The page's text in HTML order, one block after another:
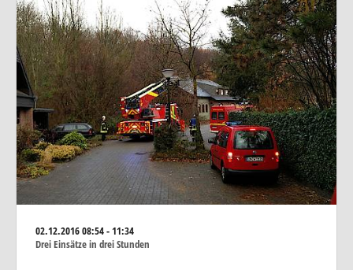
02.12.201608:54 - 11:34
Drei Einsätze in drei Stunden